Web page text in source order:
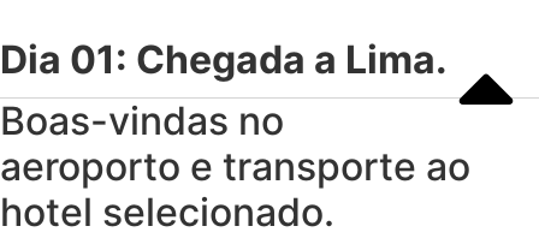
Dia 01: Chegada a Lima.
Boas-vindas no
aeroporto e transporte ao
hotel selecionado.